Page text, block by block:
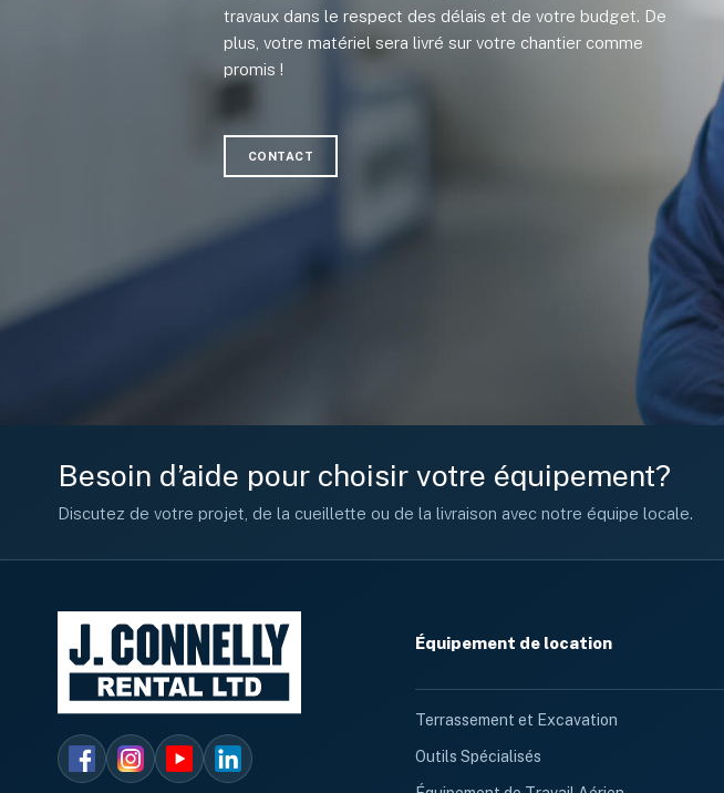
travaux dans le respect des délais et de votre budget. De
plus, votre matériel sera livré sur votre chantier comme
promis !
CONTACT
Besoin d’aide pour choisir votre équipement?
Discutez de votre projet, de la cueillette ou de la livraison avec notre équipe locale.
Équipement de location
Terrassement et Excavation
Outils Spécialisés